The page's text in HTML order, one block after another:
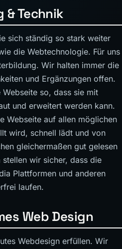
& Technik
sich ständig so stark weiter
die Webtechnologie. Für uns
Wir halten immer die
und Ergänzungen offen.
so, dass sie mit
und erweitert werden kann.
Webseite auf allen möglichen
wird, schnell lädt und von
gleichermaßen gut gelesen
wir sicher, dass die
Plattformen und anderen
laufen.
Web Design
Webdesign erfüllen. Wir